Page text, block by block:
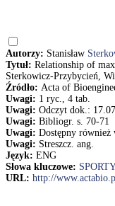
Autorzy: Stanisław
Tytuł: Relationship of
Sterkowicz-Przybycień,
Źródło: Acta of
Uwagi: 1 ryc., 4 tab.
Uwagi: Odczyt dok.:
Uwagi: Bibliogr. s. 70-71
Uwagi: Dostępny
Uwagi: Streszcz. ang.
Język: ENG
Słowa kluczowe:
URL: http://